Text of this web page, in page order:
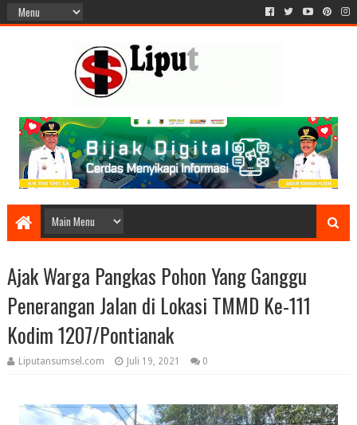
Ajak Warga Pangkas Pohon Yang Ganggu
Penerangan Jalan di Lokasi TMMD Ke-111
Kodim 1207/Pontianak
Liputansumsel.com Juli 19, 2021 0